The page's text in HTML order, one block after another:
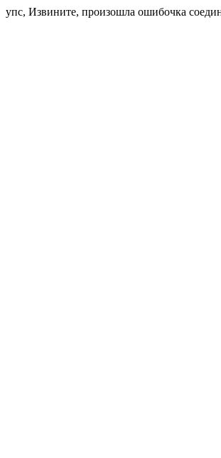
упс, Извините, произошла ошибочка